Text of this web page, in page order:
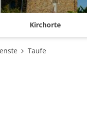
Kirchorte
Taufe